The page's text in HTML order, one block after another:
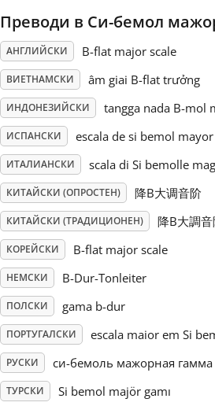
Português
Русский
Svenska
Tiếng Việt
Türkçe
Українська
简体中文
繁體中文
Преводи в Си-бемол
АНГЛИЙСКИ B-flat major scale
ВИЕТНАМСКИ âm giai B-flat trưởng
ИНДОНЕЗИЙСКИ tangga nada B-mol
ИСПАНСКИ escala de si bemol mayor
ИТАЛИАНСКИ scala di Si bemolle
КИТАЙСКИ (ОПРОСТЕН) 降B大调音阶
КИТАЙСКИ (ТРАДИЦИОНЕН) 降B大調
КОРЕЙСКИ B-flat major scale
НЕМСКИ B-Dur-Tonleiter
ПОЛСКИ gama b-dur
ПОРТУГАЛСКИ escala maior em Si
РУСКИ си-бемоль мажорная гамма
ТУРСКИ Si bemol majör gamı